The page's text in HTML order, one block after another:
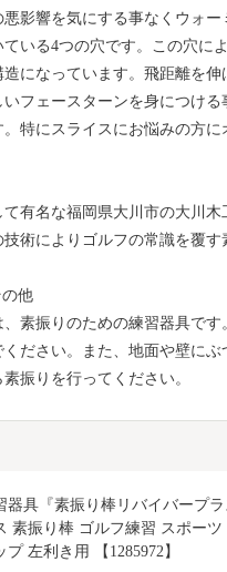
悪影響を気にする事なくウォ
いる4つの穴です。この穴に
造になっています。飛距離を
フェースターンを身につけ
特にスライスにお悩みの方に
有名な福岡県大川市の大川
術によりゴルフの常識を覆す
他
素振りのための練習器具で
ください。また、地面や壁に
振りを行ってください。
器具『素振り棒リバイバープ
素振り棒 ゴルフ練習 スポー
左利き用 【1285972】